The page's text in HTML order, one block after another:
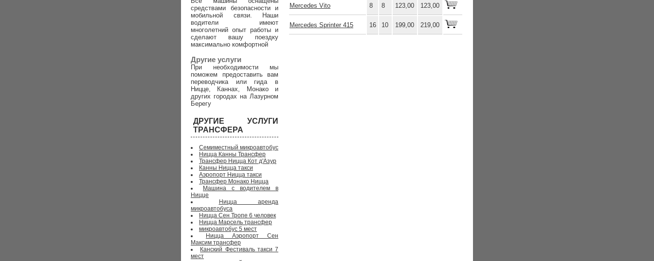
Mercedes Vito 8 8 123,00 123,00
Mercedes Sprinter 415 16 10 199,00 219,00
средствами безопасности и
мобильной связи. Наши
водители имеют
многолетний опыт работы и
сделают вашу поездку
максимально комфортной
Другие услуги
При необходимости мы
поможем предоставить вам
переводчика или гида в
Ницце, Каннах, Монако и
других городах на Лазурном
Берегу
ДРУГИЕ УСЛУГИ
ТРАНСФЕРА
Семиместный микроавтобус
Ницца Канны Трансфер
Трансфер Ницца Кот д'Азур
Канны Ницца такси
Аэропорт Ницца такси
Трансфер Монако Ницца
Машина с водителем в
Ницце
Ницца аренда
микроавтобуса
Ницца Сен Тропе 6 человек
Ницца Марсель трансфер
микроавтобус 5 мест
Ницца Аэропорт Сен
Максим трансфер
Канский Фестиваль такси 7
мест